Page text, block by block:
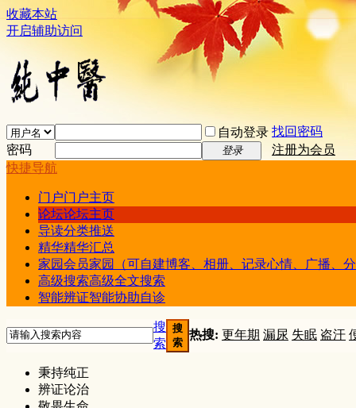
收藏本站
开启辅助访问
自动登录 找回密码
密码
登录
注册为会员
快捷导航
门户门户主页
论坛论坛主页
导读分类推送
精华精华汇总
家园会员家园（可自建博客、相册、记录心情、广播、
高级搜索高级全文搜索
智能辨证智能协助自诊
搜
索
搜
索
热搜: 更年期 漏尿 失眠 盗汗
秉持纯正
辨证论治